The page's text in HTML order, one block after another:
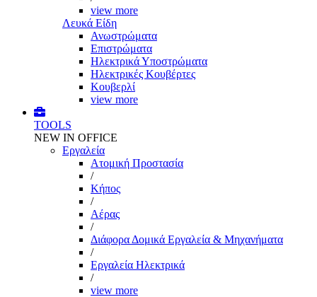
view more
Λευκά Είδη
Ανωστρώματα
Επιστρώματα
Ηλεκτρικά Υποστρώματα
Ηλεκτρικές Κουβέρτες
Κουβερλί
view more
TOOLS
NEW IN OFFICE
Εργαλεία
Aτομική Προστασία
/
Kήπος
/
Αέρας
/
Διάφορα Δομικά Εργαλεία & Μηχανήματα
/
Εργαλεία Ηλεκτρικά
/
view more